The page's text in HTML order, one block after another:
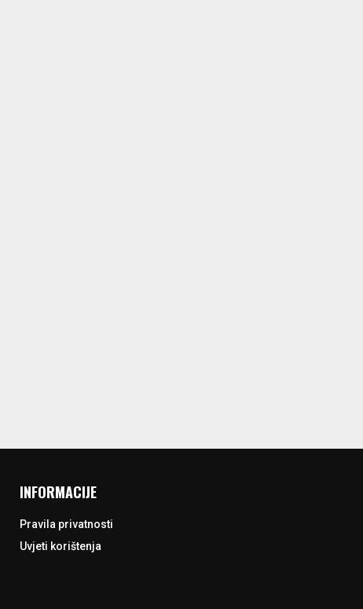
INFORMACIJE
Pravila privatnosti
Uvjeti korištenja